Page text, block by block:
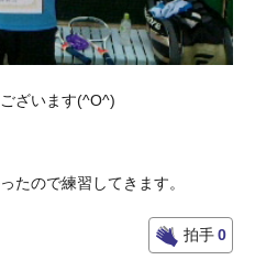
ざいます(^O^)
たので練習してきます。
拍手0